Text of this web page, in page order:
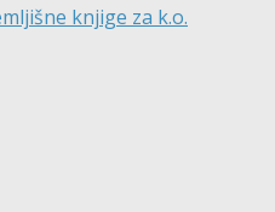
knjige za k.o.